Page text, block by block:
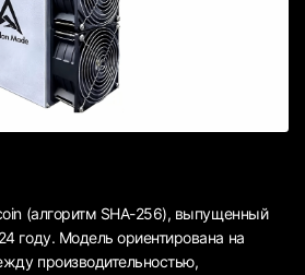
(алгоритм SHA-256), выпущенный
году. Модель ориентирована на
производительностью,